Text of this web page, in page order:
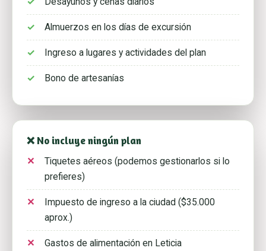
Almuerzos en los días de excursión
Ingreso a lugares y actividades del plan
Bono de artesanías
❌ No incluye ningún plan
Tiquetes aéreos (podemos gestionarlos si lo
prefieres)
Impuesto de ingreso a la ciudad ($35.000
aprox.)
Gastos de alimentación en Leticia